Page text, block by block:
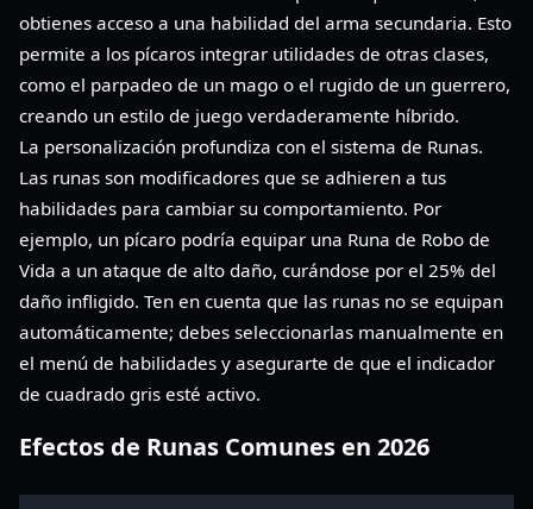
obtienes acceso a una habilidad del arma secundaria. Esto
permite a los pícaros integrar utilidades de otras clases,
como el parpadeo de un mago o el rugido de un guerrero,
creando un estilo de juego verdaderamente híbrido.
La personalización profundiza con el sistema de Runas.
Las runas son modificadores que se adhieren a tus
habilidades para cambiar su comportamiento. Por
ejemplo, un pícaro podría equipar una Runa de Robo de
Vida a un ataque de alto daño, curándose por el 25% del
daño infligido. Ten en cuenta que las runas no se equipan
automáticamente; debes seleccionarlas manualmente en
el menú de habilidades y asegurarte de que el indicador
de cuadrado gris esté activo.
Efectos de Runas Comunes en 2026